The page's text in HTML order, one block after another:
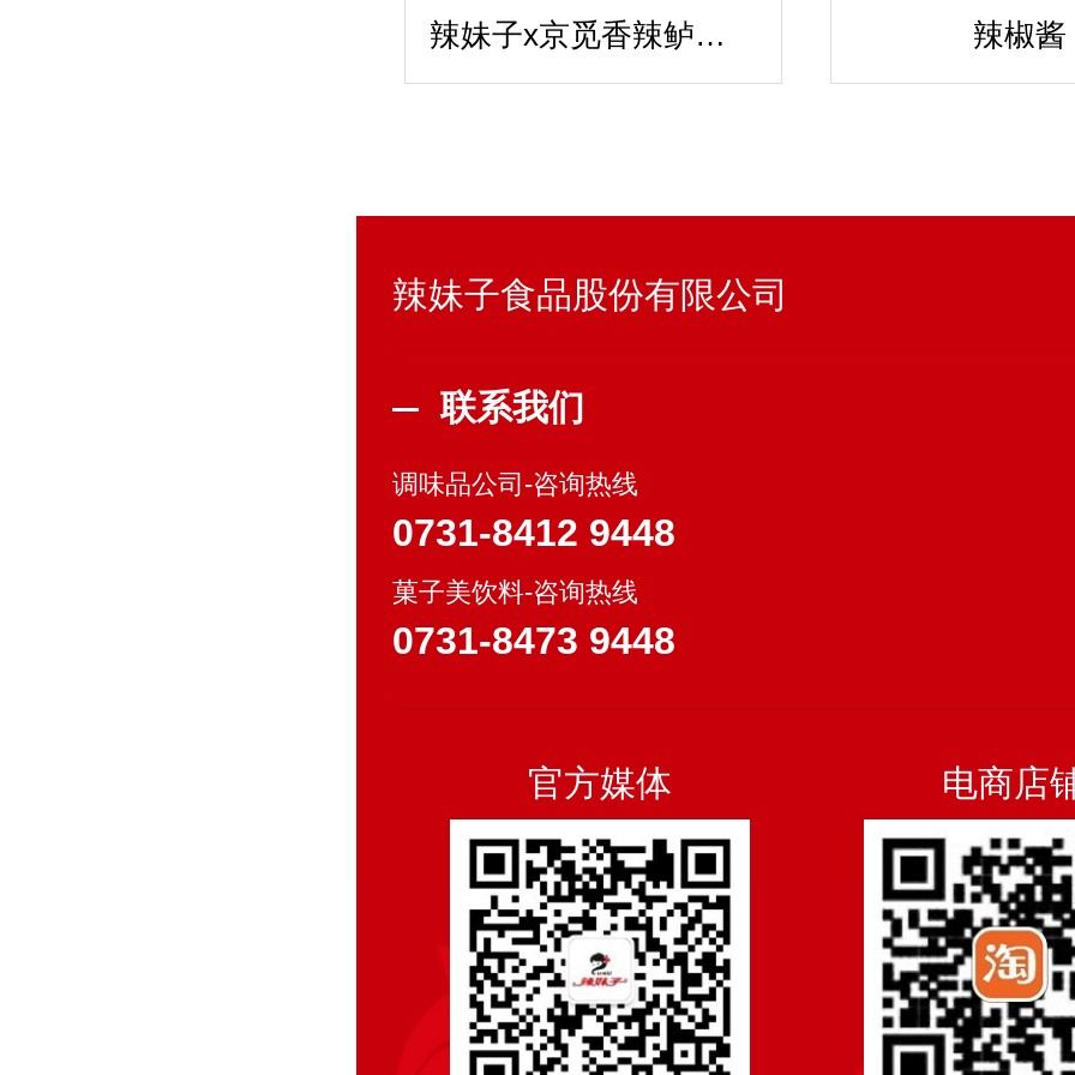
辣妹子x京觅香辣鲈鱼仔酱 辣椒酱
辣妹子食品股份有限公司
联系我们
调味品公司-咨询热线
0731-8412 9448
菓子美饮料-咨询热线
0731-8473 9448
官方媒体 电商店